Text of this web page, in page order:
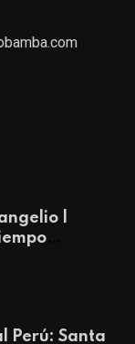
|
22-23
Perú: Santa